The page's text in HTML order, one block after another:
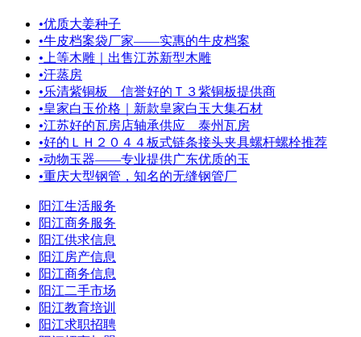
•优质大姜种子
•牛皮档案袋厂家——实惠的牛皮档案
• 上等木雕｜出售江苏新型木雕
•汗蒸房
•乐清紫铜板 信誉好的Ｔ３紫铜板提供商
•皇家白玉价格｜新款皇家白玉大集石材
•江苏好的瓦房店轴承供应 泰州瓦房
•好的ＬＨ２０４４板式链条接头夹具螺杆螺栓推荐
•动物玉器——专业提供广东优质的玉
•重庆大型钢管，知名的无缝钢管厂
阳江生活服务
阳江商务服务
阳江供求信息
阳江房产信息
阳江商务信息
阳江二手市场
阳江教育培训
阳江求职招聘